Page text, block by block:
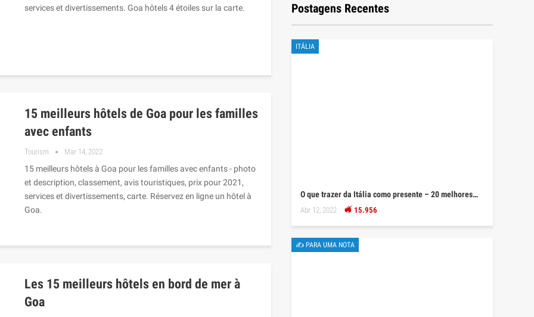
services et divertissements. Goa hôtels 4 étoiles sur la carte.
15 meilleurs hôtels de Goa pour les familles
avec enfants
Tourism Mar 14, 2022
15 meilleurs hôtels à Goa pour les familles avec enfants - photo
et description, classement, avis touristiques, prix pour 2021,
services et divertissements, carte. Réservez en ligne un hôtel à
Goa.
Les 15 meilleurs hôtels en bord de mer à
Goa
Postagens Recentes
ITÁLIA
O que trazer da Itália como presente – 20 melhores…
Abr 12, 2022 15.956
✍ PARA UMA NOTA